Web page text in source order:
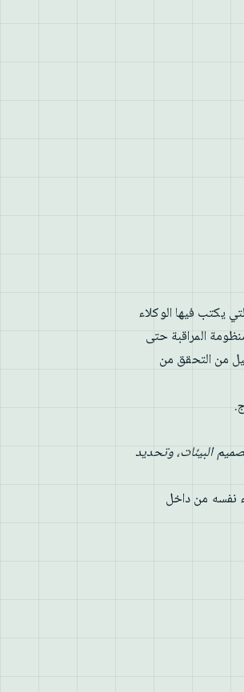
يكتب فيها الوكلاء
المراقبة حتى
من التحقق من
البيئات، وتحديد
نفسه من داخل